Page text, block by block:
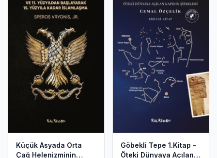
Küçük Asyada Orta
Çağ Helenizminin
Göbekli Tepe 1.Kitap -
Öteki Dünyaya Açılan